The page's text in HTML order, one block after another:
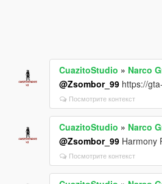
CuazitoStudio » Narco
@Zsombor_99 https://
Посмотрите контекст
CuazitoStudio » Narco
@Zsombor_99 Harmony
Посмотрите контекст